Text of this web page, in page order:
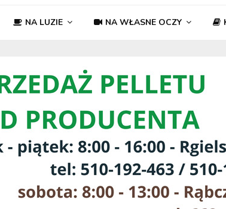
NA LUZIE NA WŁASNE OCZY